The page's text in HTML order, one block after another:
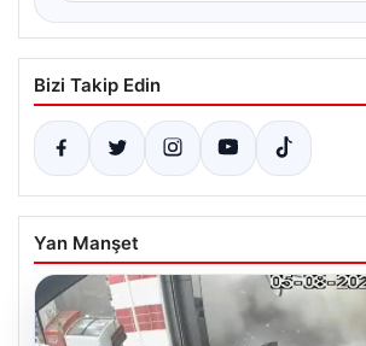
Bizi Takip Edin
Yan Manşet